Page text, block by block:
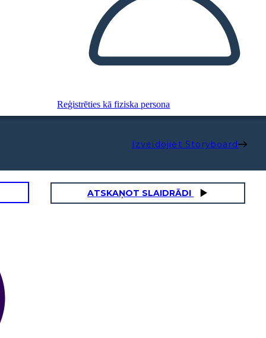
Reģistrēties kā fiziska persona
Izveidojiet Storyboard
ATSKAŅOT SLAIDRĀDI